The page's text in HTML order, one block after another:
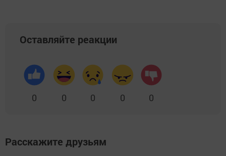
Оставляйте реакции
0 0 0 0 0
Расскажите друзьям